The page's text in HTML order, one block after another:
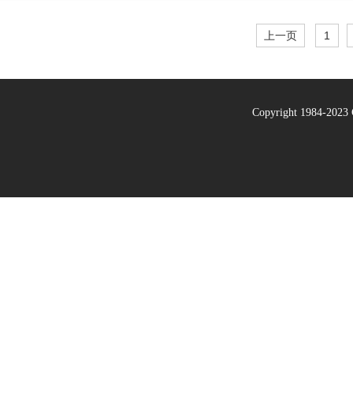
上一页 1
Copyright 1984-